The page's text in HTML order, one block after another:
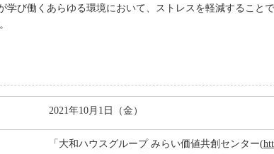
学び働くあらゆる環境において、ストレスを軽減するこ
2021年10月1日（金）
「大和ハウスグループ みらい価値共創センター(